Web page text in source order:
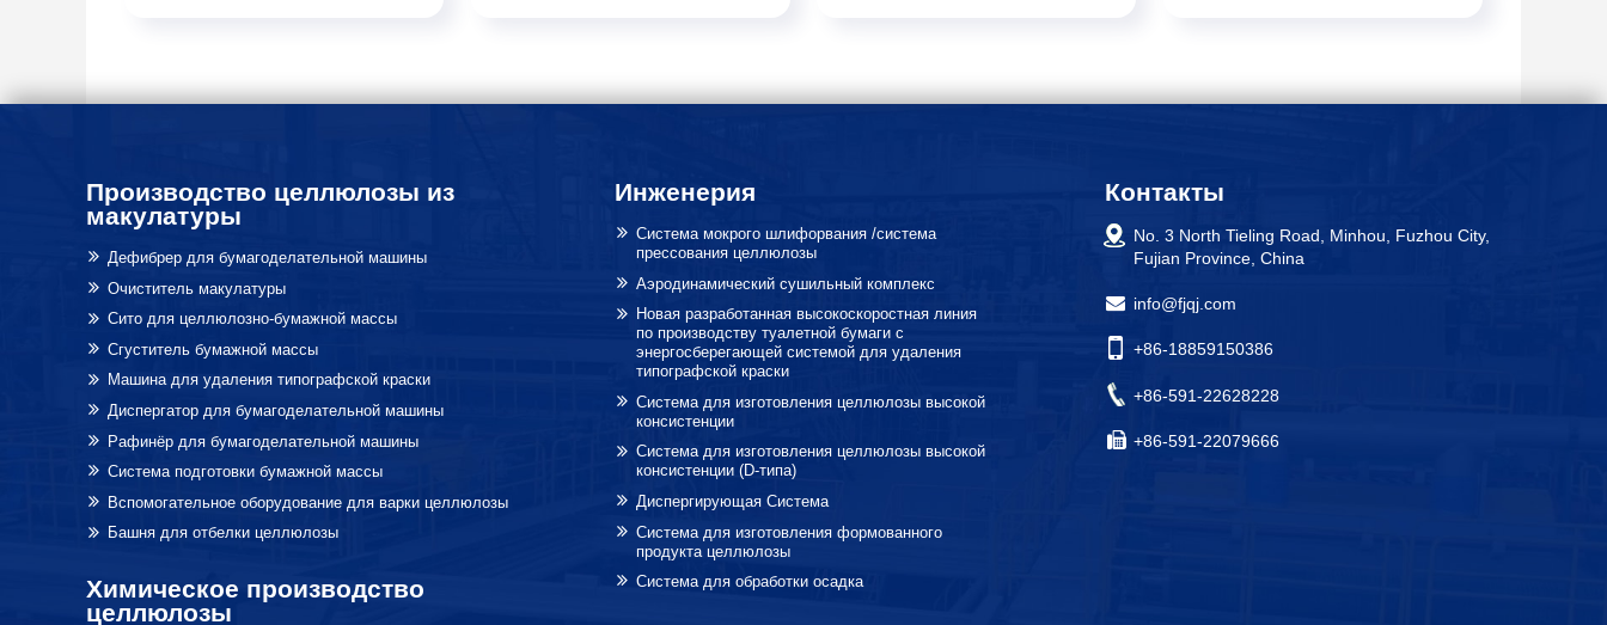
Производство целлюлозы из
макулатуры
Дефибрер для бумагоделательной машины
Очиститель макулатуры
Сито для целлюлозно-бумажной массы
Сгуститель бумажной массы
Машина для удаления типографской краски
Диспергатор для бумагоделательной машины
Рафинёр для бумагоделательной машины
Система подготовки бумажной массы
Вспомогательное оборудование для варки целлюлозы
Башня для отбелки целлюлозы
Химическое производство
целлюлозы
Инженерия
Система мокрого шлифорвания /система
прессования целлюлозы
Аэродинамический сушильный комплекс
Новая разработанная высокоскоростная линия
по производству туалетной бумаги с
энергосберегающей системой для удаления
типографской краски
Система для изготовления целлюлозы высокой
консистенции
Система для изготовления целлюлозы высокой
консистенции (D-типа)
Диспергирующая Система
Система для изготовления формованного
продукта целлюлозы
Система для обработки осадка
Контакты
No. 3 North Tieling Road, Minhou, Fuzhou City,
Fujian Province, China
info@fjqj.com
+86-18859150386
+86-591-22628228
+86-591-22079666